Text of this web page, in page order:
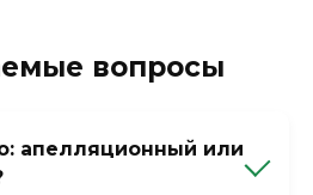
вопросы
апелляционный или